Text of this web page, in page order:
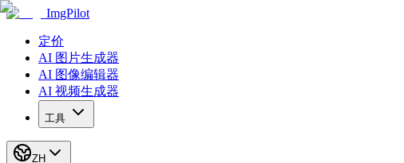
ImgPilot
定价
AI 图片生成器
AI 图像编辑器
AI 视频生成器
工具
ZH